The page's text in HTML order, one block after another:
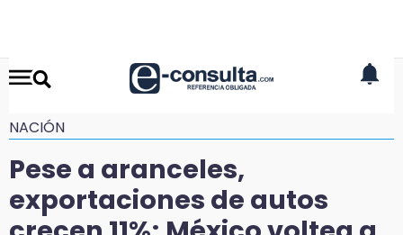
NACIÓN
Pese a aranceles,
exportaciones de autos